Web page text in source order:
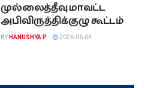
முல்லைத்தீவு மாவட்ட
அபிவிருத்திக்குழு கூட்டம்
BY HANUSHYA P 2026-06-04